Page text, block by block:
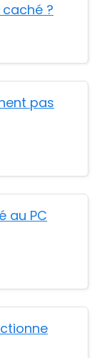
?
pas
au PC